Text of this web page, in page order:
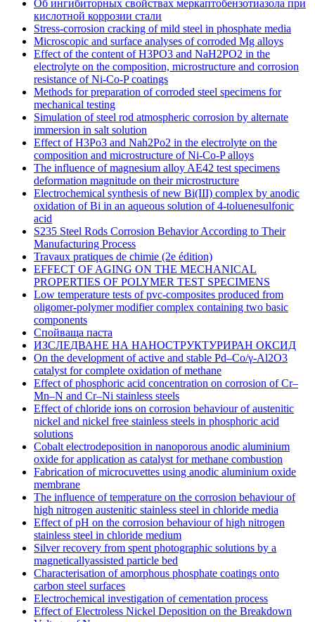
Oб ингибиторных свойствах меркаптобензотиазола при
кислотной коррозии стали
Stress-corrosion cracking of mild steel in phosphate media
Microscopic and surface analyses of corroded Mg alloys
Effect of the content of H3PO3 and NaH2PO2 in the
electrolyte on the composition, microstructure and corrosion
resistance of Ni-Co-P coatings
Methods for preparation of corroded steel specimens for
mechanical testing
Simulation of steel rod atmospheric corrosion by alternate
immersion in salt solution
Effect of H3Po3 and Nah2Po2 in the electrolyte on the
composition and microstructure of Ni-Co-P alloys
The influence of magnesium alloy AE42 test specimens
deformation magnitude on their microstructure
Electrochemical synthesis of new Bi(III) complex by anodic
oxidation of Bi in an aqueous solution of 4-toluenesulfonic
acid
S235 Steel Rods Corrosion Behavior According to Their
Manufacturing Process
Travaux pratiques de chimie (2e édition)
EFFECT OF AGING ON THE MECHANICAL
PROPERTIES OF POLYMER TEST SPECIMENS
Low temperature tests of pvc-composites produced from
oligomer-polymer modifier complex containing two basic
components
Спойваща паста
ИЗСЛЕДВАНЕ НА НАНОСТРУКТУРИРАН ОКСИД
On the development of active and stable Pd–Co/γ-Al2O3
catalyst for complete oxidation of methane
Effect of phosphoric acid concentration on corrosion of Cr–
Mn–N and Cr–Ni stainless steels
Effect of chloride ions on corrosion behaviour of austenitic
nickel and nickel free stainless steels in phosphoric acid
solutions
Cobalt electrodeposition in nanoporous anodic aluminium
oxide for application as catalyst for methane combustion
Fabrication of microcuvettes using anodic aluminium oxide
membrane
The influence of temperature on the corrosion behaviour of
high nitrogen austenitic stainless steel in chloride media
Effect of pH on the corrosion behaviour of high nitrogen
stainless steel in chloride medium
Silver recovery from spent photographic solutions by a
magneticallyassisted particle bed
Characterisation of amorphous phosphate coatings onto
carbon steel surfaces
Electrochemical investigation of cementation process
Effect of Electroless Nickel Deposition on the Breakdown